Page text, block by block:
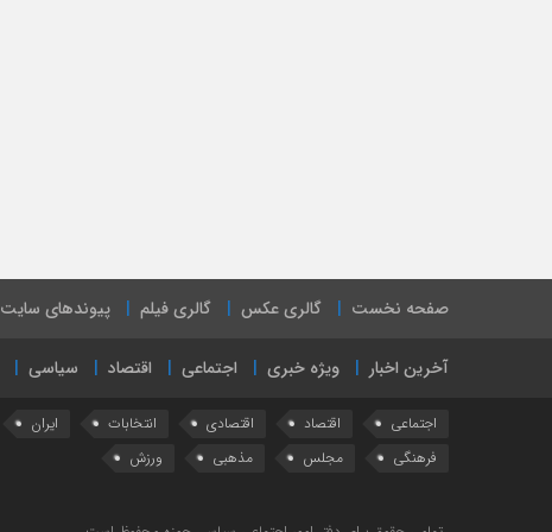
صفحه نخست گالری عکس گالری فیلم پیوندهای سایت
آخرین اخبار ویژه خبری اجتماعی اقتصاد سیاسی
اجتماعی اقتصاد اقتصادی انتخابات ایران
فرهنگی
مجلس مذهبی ورزش